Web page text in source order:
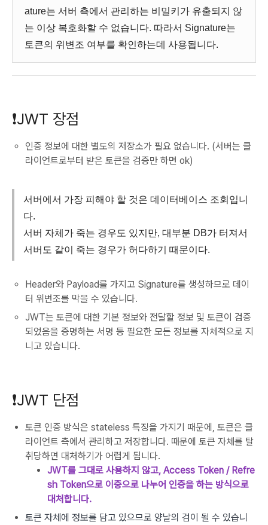
ature는 서버 측에서 관리하는 비밀키가 유출되지 않
는 이상 복호화할 수 없습니다. 따라서 Signature는
토큰의 위변조 여부를 확인하는데 사용됩니다.
❗️JWT 장점
인증 정보에 대한 별도의 저장소가 필요 없습니다. (서버는 클
라이언트로부터 받은 토큰을 검증만 하면 ok)
서버에서 가장 피해야 할 것은 데이터베이스 조회입니
다.
서버 자체가 죽는 경우도 있지만, 대부분 DB가 터져서
서버도 같이 죽는 경우가 허다하기 때문이다.
Header와 Payload를 가지고 Signature를 생성하므로 데이
터 위변조를 막을 수 있습니다.
JWT는 토큰에 대한 기본 정보와 전달할 정보 및 토큰이 검증
되었음을 증명하는 서명 등 필요한 모든 정보를 자체적으로 지
니고 있습니다.
❗️JWT 단점
토큰 인증 방식은 stateless 특징을 가지기 때문에, 토큰은 클
라이언트 측에서 관리하고 저장합니다. 때문에 토큰 자체를 탈
취당하면 대처하기가 어렵게 됩니다.
JWT를 그대로 사용하지 않고, Access Token / Refre
sh Token으로 이중으로 나누어 인증을 하는 방식으로
대처합니다.
토큰 자체에 정보를 담고 있으므로 양날의 검이 될 수 있습니